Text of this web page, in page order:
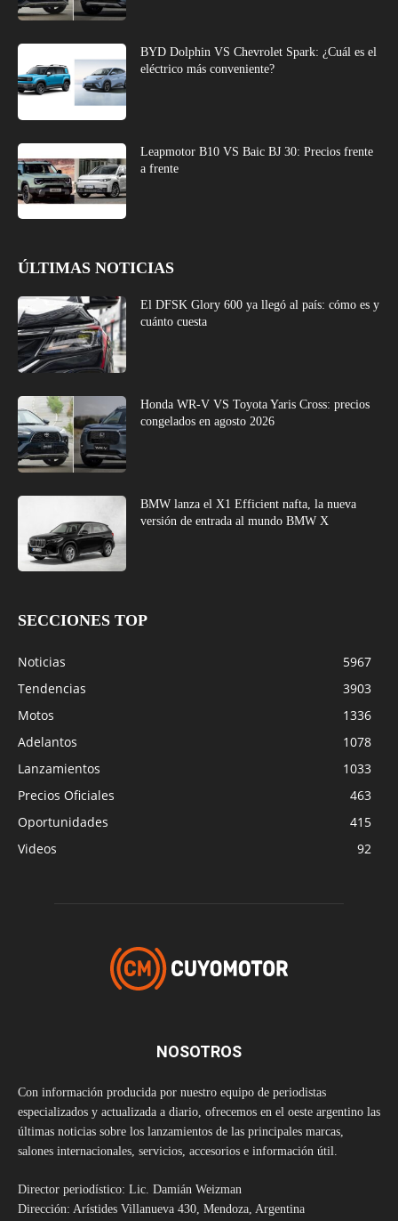
BYD Dolphin VS Chevrolet Spark: ¿Cuál es el
eléctrico más conveniente?
Leapmotor B10 VS Baic BJ 30: Precios frente
a frente
ÚLTIMAS NOTICIAS
El DFSK Glory 600 ya llegó al país: cómo es y
cuánto cuesta
Honda WR-V VS Toyota Yaris Cross: precios
congelados en agosto 2026
BMW lanza el X1 Efficient nafta, la nueva
versión de entrada al mundo BMW X
SECCIONES TOP
Noticias
5967
Tendencias
3903
Motos
1336
Adelantos
1078
Lanzamientos
1033
Precios Oficiales
463
Oportunidades
415
Videos
92
NOSOTROS
Con información producida por nuestro equipo de periodistas
especializados y actualizada a diario, ofrecemos en el oeste argentino las
últimas noticias sobre los lanzamientos de las principales marcas,
salones internacionales, servicios, accesorios e información útil.
Director periodístico: Lic. Damián Weizman
Dirección: Arístides Villanueva 430, Mendoza, Argentina